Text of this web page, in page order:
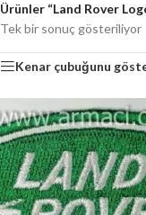
Ürünler “Land Rover
Tek bir sonuç gösteriliyor
Kenar çubuğunu